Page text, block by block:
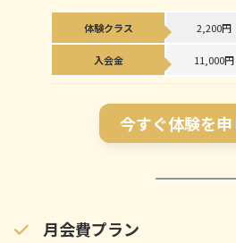
体験クラス 2,200円
入会金 11,000円
今すぐ体験を
月会費プラン